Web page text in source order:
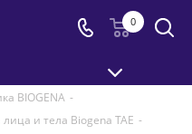
0
BIOGENA -
и тела Biogena TAE -